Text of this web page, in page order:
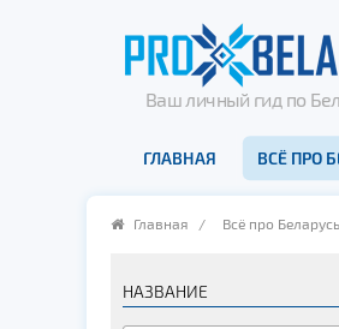
Ваш личный гид по
ГЛАВНАЯ ВСЁ ПРО
Главная / Всё про Беларусь
НАЗВАНИЕ